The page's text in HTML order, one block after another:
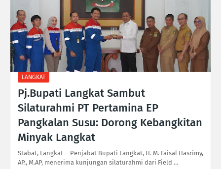
LANGKAT
Pj.Bupati Langkat Sambut
Silaturahmi PT Pertamina EP
Pangkalan Susu: Dorong Kebangkitan
Minyak Langkat
Stabat, Langkat - Penjabat Bupati Langkat, H. M. Faisal Hasrimy,
AP., M.AP, menerima kunjungan silaturahmi dari Field …